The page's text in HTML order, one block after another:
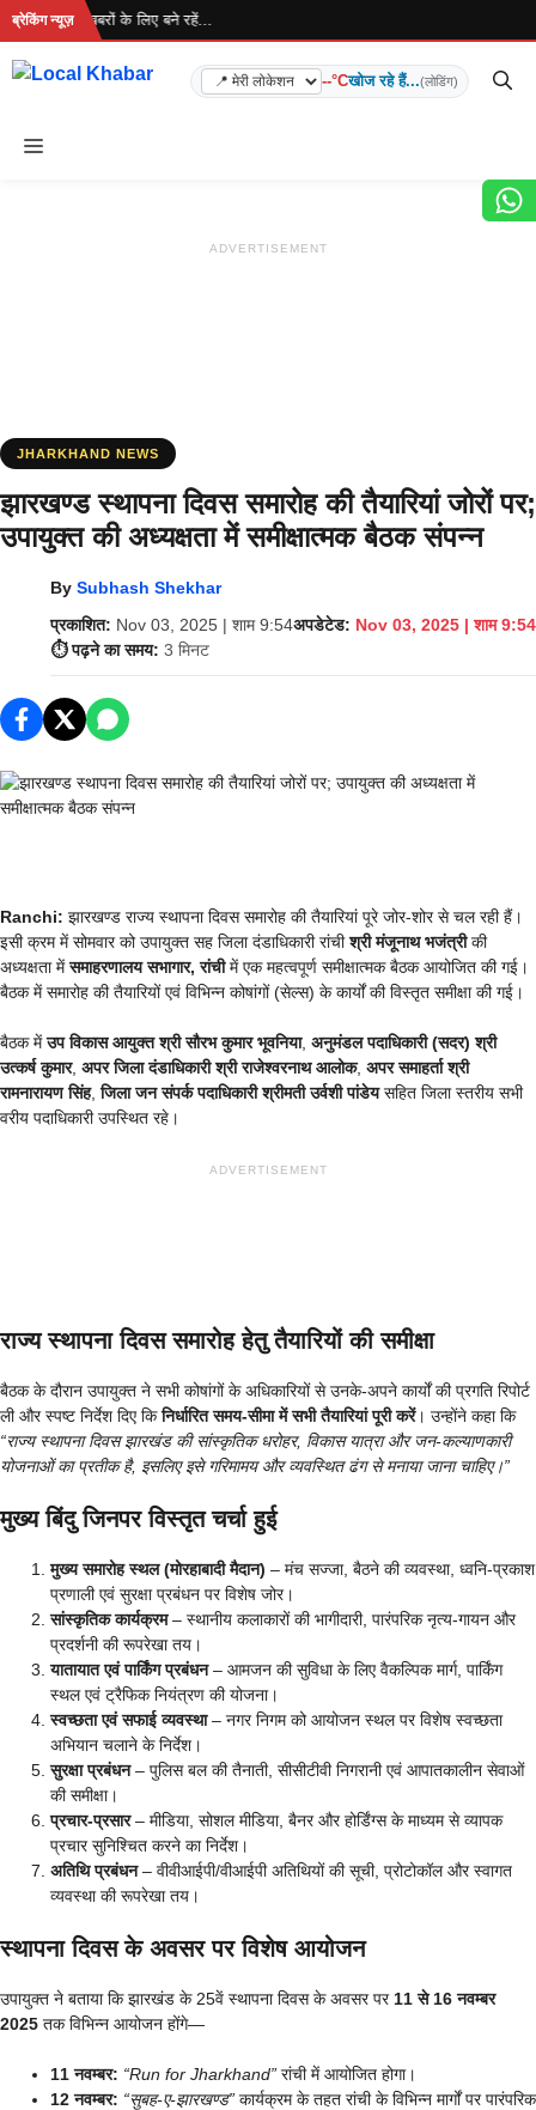
Skip
content
ब्रेकिंग न्यूज़
है... ताज़ा खबरों के लिए बने रहें...
--°Cखोज रहे हैं...(लोडिंग)
Menu
ADVERTISEMENT
JHARKHAND NEWS
झारखण्ड स्थापना दिवस समारोह की तैयारियां जोरों पर;
उपायुक्त की अध्यक्षता में समीक्षात्मक बैठक संपन्न
By Subhash Shekhar
प्रकाशित: Nov 03, 2025 | शाम 9:54अपडेटेड: Nov 03, 2025 | शाम 9:54
⏱️ पढ़ने का समय: 3 मिनट
Ranchi: झारखण्ड राज्य स्थापना दिवस समारोह की तैयारियां पूरे जोर-शोर से चल रही हैं।
इसी क्रम में सोमवार को उपायुक्त सह जिला दंडाधिकारी रांचीश्री मंजूनाथ भजंत्रीकी
अध्यक्षता मेंसमाहरणालय सभागार, रांचीमें एक महत्वपूर्ण समीक्षात्मक बैठक आयोजित की गई।
बैठक में समारोह की तैयारियों एवं विभिन्न कोषांगों (सेल्स) के कार्यों की विस्तृत समीक्षा की गई।
बैठक मेंउप विकास आयुक्त श्री सौरभ कुमार भूवनिया, अनुमंडल पदाधिकारी (सदर) श्री
उत्कर्ष कुमार, अपर जिला दंडाधिकारी श्री राजेश्वरनाथ आलोक, अपर समाहर्ता श्री
रामनारायण सिंह,जिला जन संपर्क पदाधिकारी श्रीमती उर्वशी पांडेयसहित जिला स्तरीय सभी
वरीय पदाधिकारी उपस्थित रहे।
ADVERTISEMENT
राज्य स्थापना दिवस समारोह हेतु तैयारियों की समीक्षा
बैठक के दौरान उपायुक्त ने सभी कोषांगों के अधिकारियों से उनके-अपने कार्यों की प्रगति रिपोर्ट
ली और स्पष्ट निर्देश दिए किनिर्धारित समय-सीमा में सभी तैयारियां पूरी करें। उन्होंने कहा कि
“राज्य स्थापना दिवस झारखंड की सांस्कृतिक धरोहर, विकास यात्रा और जन-कल्याणकारी
योजनाओं का प्रतीक है, इसलिए इसे गरिमामय और व्यवस्थित ढंग से मनाया जाना चाहिए।”
मुख्य बिंदु जिनपर विस्तृत चर्चा हुई
मुख्य समारोह स्थल (मोरहाबादी मैदान) – मंच सज्जा, बैठने की व्यवस्था, ध्वनि-प्रकाश
प्रणाली एवं सुरक्षा प्रबंधन पर विशेष जोर।
सांस्कृतिक कार्यक्रम– स्थानीय कलाकारों की भागीदारी, पारंपरिक नृत्य-गायन और
प्रदर्शनी की रूपरेखा तय।
यातायात एवं पार्किंग प्रबंधन– आमजन की सुविधा के लिए वैकल्पिक मार्ग, पार्किंग
स्थल एवं ट्रैफिक नियंत्रण की योजना।
स्वच्छता एवं सफाई व्यवस्था– नगर निगम को आयोजन स्थल पर विशेष स्वच्छता
अभियान चलाने के निर्देश।
सुरक्षा प्रबंधन– पुलिस बल की तैनाती, सीसीटीवी निगरानी एवं आपातकालीन सेवाओं
की समीक्षा।
प्रचार-प्रसार– मीडिया, सोशल मीडिया, बैनर और होर्डिंग्स के माध्यम से व्यापक
प्रचार सुनिश्चित करने का निर्देश।
अतिथि प्रबंधन– वीवीआईपी/वीआईपी अतिथियों की सूची, प्रोटोकॉल और स्वागत
व्यवस्था की रूपरेखा तय।
स्थापना दिवस के अवसर पर विशेष आयोजन
उपायुक्त ने बताया कि झारखंड के 25वें स्थापना दिवस के अवसर पर 11 से 16 नवम्बर
2025 तक विभिन्न आयोजन होंगे—
11 नवम्बर: “Run for Jharkhand” रांची में आयोजित होगा।
12 नवम्बर: “सुबह-ए-झारखण्ड” कार्यक्रम के तहत रांची के विभिन्न मार्गों पर पारंपरिक